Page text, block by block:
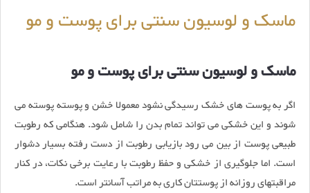
ماسک و لوسیون سنتی برای پوست و مو
ماسک و لوسیون سنتی برای پوست و مو
اگر به پوست های خشک رسیدگی نشود معمولا خشن و پوسته پوسته می
شوند و این خشکی می تواند تمام بدن را شامل شود. هنگامی که رطوبت
طبیعی پوست از بین می رود بازیابی رطوبت از دست رفته بسیار دشوار
است. اما جلوگیری از خشکی و حفظ رطوبت با رعایت برخی نکات، در کنار
مراقبتهای روزانه از پوستتان کاری به مراتب آسانتر است.